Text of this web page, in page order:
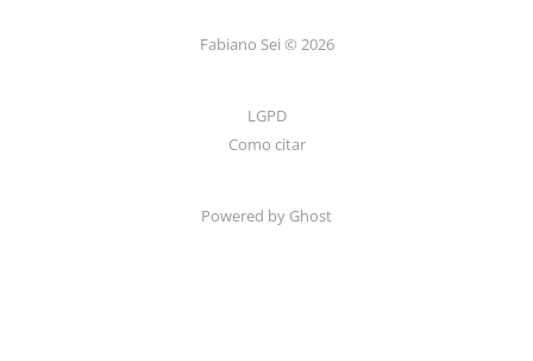
Fabiano Sei © 2026
LGPD
Como citar
Powered by Ghost